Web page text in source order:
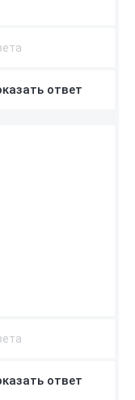
ответ
ответ